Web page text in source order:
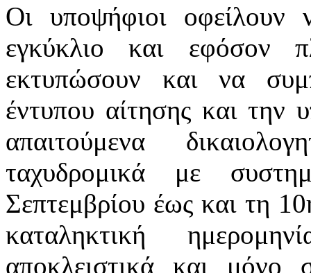
Οι υποψήφιοι οφείλουν
εγκύκλιο και εφόσον
εκτυπώσουν και να
έντυπου αίτησης και την
απαιτούμενα
ταχυδρομικά με
Σεπτεμβρίου έως και τη
καταληκτική
αποκλειστικά και μόνο